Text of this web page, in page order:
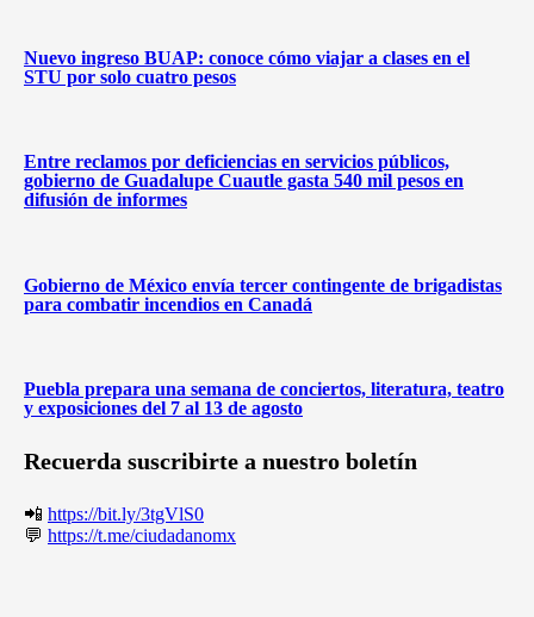
Nuevo ingreso BUAP: conoce cómo viajar a clases en el
STU por solo cuatro pesos
Entre reclamos por deficiencias en servicios públicos,
gobierno de Guadalupe Cuautle gasta 540 mil pesos en
difusión de informes
Gobierno de México envía tercer contingente de brigadistas
para combatir incendios en Canadá
Puebla prepara una semana de conciertos, literatura, teatro
y exposiciones del 7 al 13 de agosto
Recuerda suscribirte a nuestro boletín
📲 https://bit.ly/3tgVlS0
💬 https://t.me/ciudadanomx